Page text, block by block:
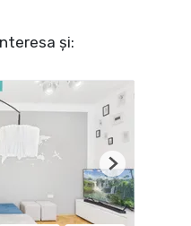
și:
Next